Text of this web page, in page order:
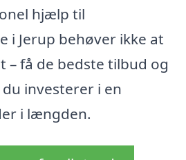
hjælp til
i Jerup behøver ikke at
få de bedste tilbud og
investerer i en
i længden.